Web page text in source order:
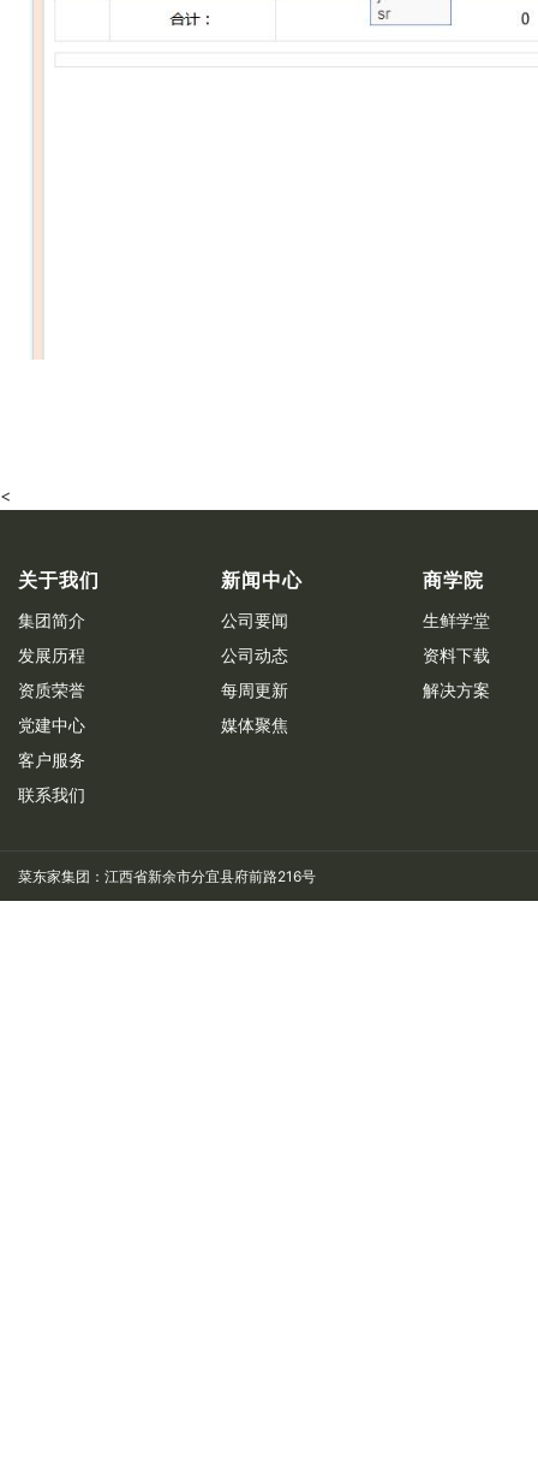
<
关于我们
集团简介
发展历程
资质荣誉
党建中心
客户服务
联系我们
新闻中心
公司要闻
公司动态
每周更新
媒体聚焦
商学院
生鲜学堂
资料下载
解决方案
菜东家集团：江西省新余市分宜县府前路216号